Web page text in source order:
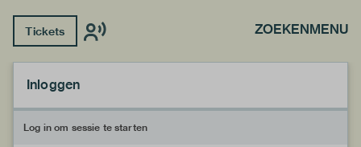
Tickets ZOEKENMENU
Inloggen
Log in om sessie te starten